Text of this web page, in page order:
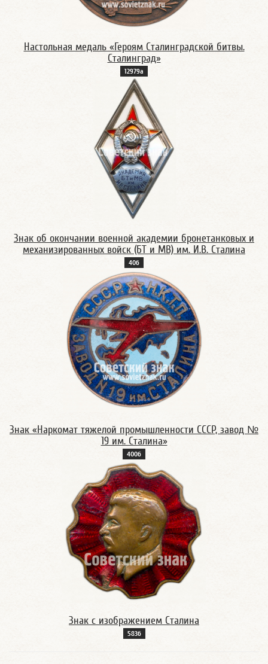
Настольная медаль «Героям Сталинградской битвы.
Сталинград»
12979а
Знак об окончании военной академии бронетанковых и
механизированных войск (БТ и МВ) им. И.В. Сталина
40б
Знак «Наркомат тяжелой промышленности СССР, завод №
19 им. Сталина»
400б
Знак с изображением Сталина
583б